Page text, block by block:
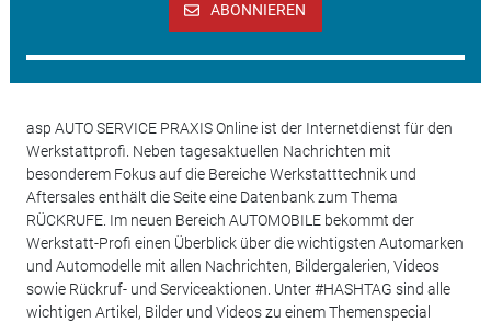
ABONNIEREN
asp AUTO SERVICE PRAXIS Online ist der Internetdienst für den
Werkstattprofi. Neben tagesaktuellen Nachrichten mit
besonderem Fokus auf die Bereiche Werkstatttechnik und
Aftersales enthält die Seite eine Datenbank zum Thema
RÜCKRUFE. Im neuen Bereich AUTOMOBILE bekommt der
Werkstatt-Profi einen Überblick über die wichtigsten Automarken
und Automodelle mit allen Nachrichten, Bildergalerien, Videos
sowie Rückruf- und Serviceaktionen. Unter #HASHTAG sind alle
wichtigen Artikel, Bilder und Videos zu einem Themenspecial